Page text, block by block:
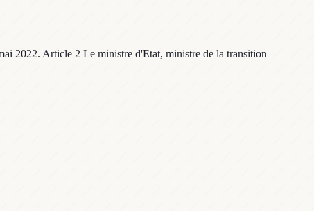
2022. Article 2 Le ministre d'Etat, ministre de la transition